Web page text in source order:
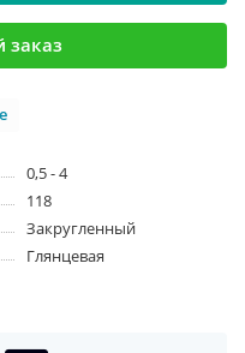
заказ
0,5 - 4
118
Закругленный
Глянцевая